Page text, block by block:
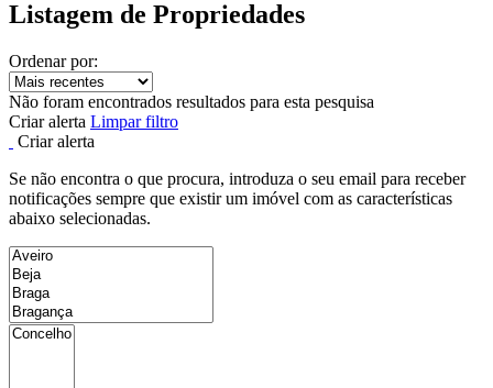
Listagem de Propriedades
Ordenar por:
Não foram encontrados resultados para esta pesquisa
Criar alerta Limpar filtro
Criar alerta
Se não encontra o que procura, introduza o seu email para receber
notificações sempre que existir um imóvel com as características
abaixo selecionadas.